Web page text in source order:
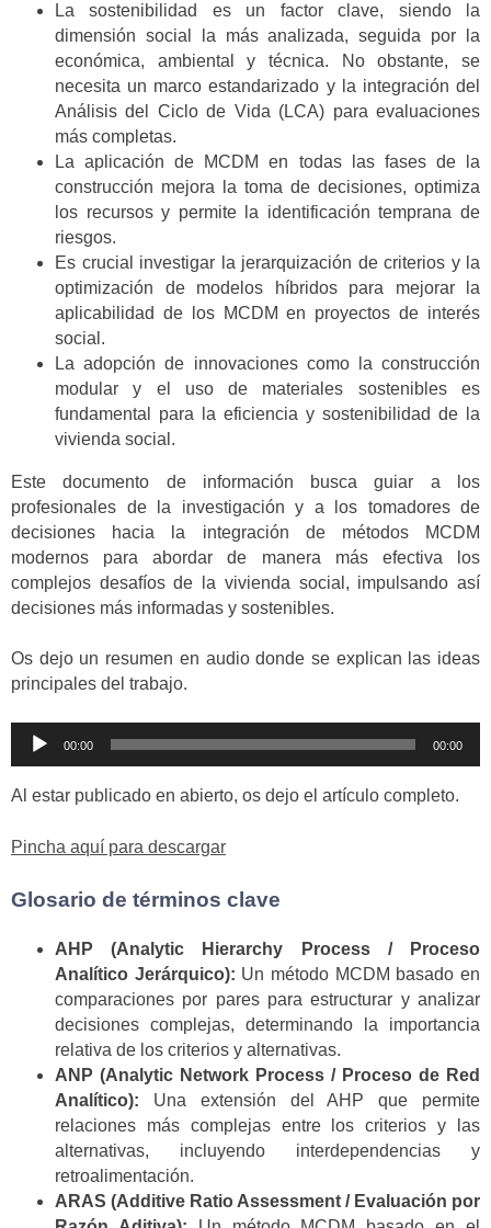
La sostenibilidad es un factor clave, siendo la
dimensión social la más analizada, seguida por la
económica, ambiental y técnica. No obstante, se
necesita un marco estandarizado y la integración del
Análisis del Ciclo de Vida (LCA) para evaluaciones
más completas.
La aplicación de MCDM en todas las fases de la
construcción mejora la toma de decisiones, optimiza
los recursos y permite la identificación temprana de
riesgos.
Es crucial investigar la jerarquización de criterios y la
optimización de modelos híbridos para mejorar la
aplicabilidad de los MCDM en proyectos de interés
social.
La adopción de innovaciones como la construcción
modular y el uso de materiales sostenibles es
fundamental para la eficiencia y sostenibilidad de la
vivienda social.
Este documento de información busca guiar a los
profesionales de la investigación y a los tomadores de
decisiones hacia la integración de métodos MCDM
modernos para abordar de manera más efectiva los
complejos desafíos de la vivienda social, impulsando así
decisiones más informadas y sostenibles.
Os dejo un resumen en audio donde se explican las ideas
principales del trabajo.
Reproductor
audio
00:00 00:00
Al estar publicado en abierto, os dejo el artículo completo.
Pincha aquí para descargar
Glosario de términos clave
AHP (Analytic Hierarchy Process / Proceso
Analítico Jerárquico): Un método MCDM basado en
comparaciones por pares para estructurar y analizar
decisiones complejas, determinando la importancia
relativa de los criterios y alternativas.
ANP (Analytic Network Process / Proceso de Red
Analítico): Una extensión del AHP que permite
relaciones más complejas entre los criterios y las
alternativas, incluyendo interdependencias y
retroalimentación.
ARAS (Additive Ratio Assessment / Evaluación por